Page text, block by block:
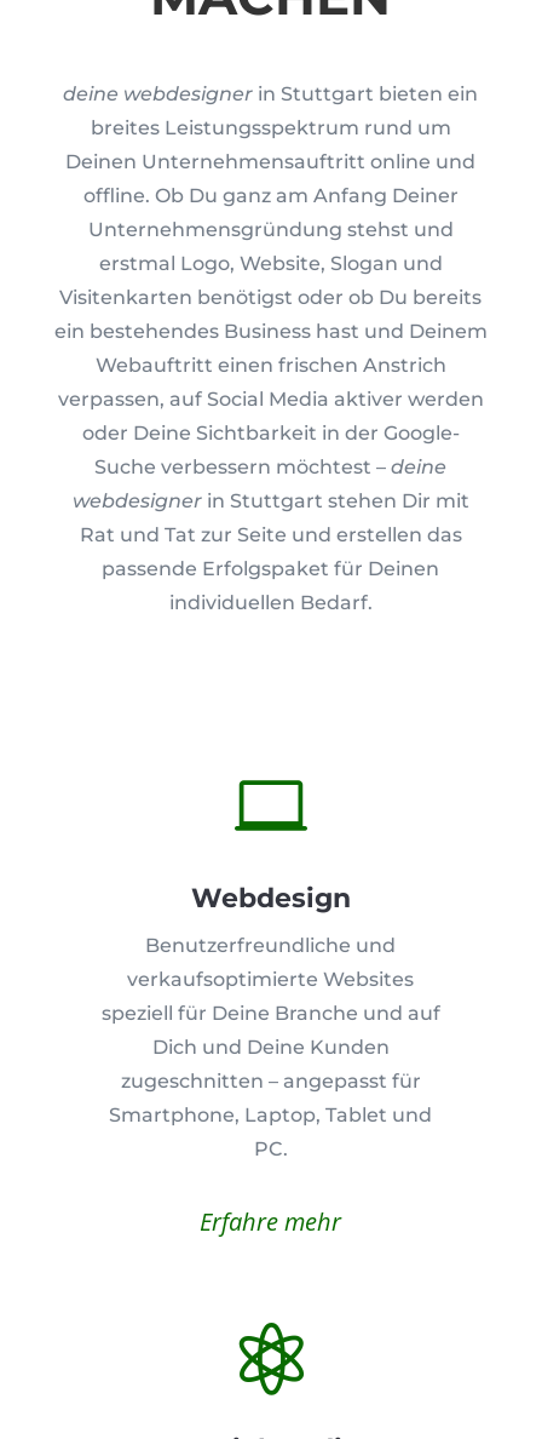
deine webdesigner in Stuttgart bieten ein
breites Leistungsspektrum rund um
Deinen Unternehmensauftritt online und
offline. Ob Du ganz am Anfang Deiner
Unternehmensgründung stehst und
erstmal Logo, Website, Slogan und
Visitenkarten benötigst oder ob Du bereits
ein bestehendes Business hast und Deinem
Webauftritt einen frischen Anstrich
verpassen, auf Social Media aktiver werden
oder Deine Sichtbarkeit in der Google-
Suche verbessern möchtest –deine
webdesignerin Stuttgart stehen Dir mit
Rat und Tat zur Seite und erstellen das
passende Erfolgspaket für Deinen
individuellen Bedarf.

Webdesign
Benutzerfreundliche und
verkaufsoptimierte Websites
speziell für Deine Branche und auf
Dich und Deine Kunden
zugeschnitten – angepasst für
Smartphone, Laptop, Tablet und
PC.
Erfahre mehr
